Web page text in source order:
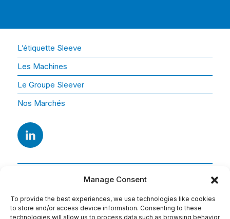
Manage Consent
To provide the best experiences, we use technologies like cookies
to store and/or access device information. Consenting to these
technologies will allow us to process data such as browsing behavior
L’étiquette Sleeve
Les Machines
Le Groupe Sleever
Nos Marchés